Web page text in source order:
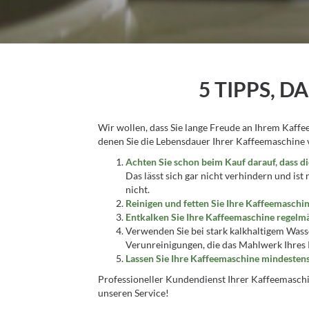
5 TIPPS,
Wir wollen, dass Sie lange Freude an Ihrem
denen Sie die Lebensdauer Ihrer
Achten Sie schon beim Kauf darauf, dass
Das lässt sich gar nicht verhindern und
nicht.
Reinigen und fetten Sie Ihre
Entkalken Sie Ihre Kaffeemaschine
Verwenden Sie bei stark kalkhaltigem
Verunreinigungen, die das Mahlwerk
Lassen Sie Ihre Kaffeemaschine
Professioneller Kundendienst Ihrer
unseren Service!